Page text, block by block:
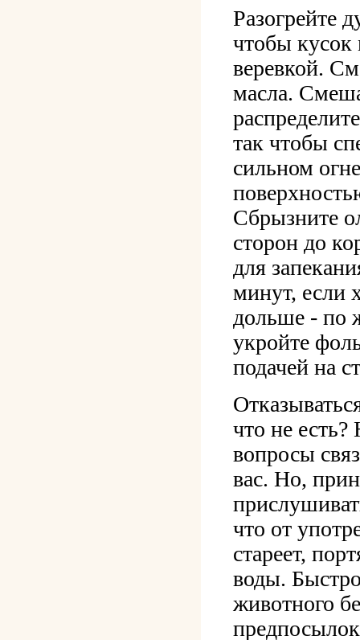
Разогрейте
чтобы кусок
веревкой.
масла.
так чтобы
сильном
Сбрызните
сторон до
для
минут, если
дольше - по
укройте
подачей на
что не
вопросы
вас. Но,
что от
стареет,
воды.
животного